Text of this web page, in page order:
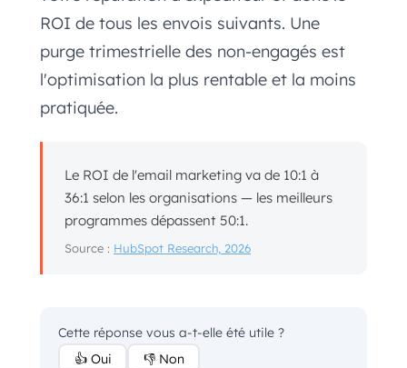
ROI de tous les envois suivants. Une
purge trimestrielle des non-engagés est
l'optimisation la plus rentable et la moins
pratiquée.
Le ROI de l'email marketing va de 10:1 à
36:1 selon les organisations — les meilleurs
programmes dépassent 50:1.
Source : HubSpot Research, 2026
Cette réponse vous a-t-elle été utile ?
👍 Oui
👎 Non